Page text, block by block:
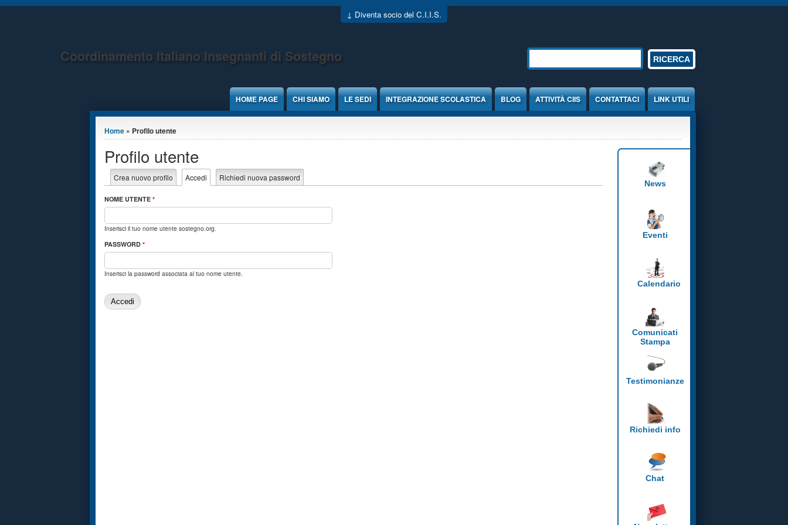
Jump to Content
↓ Diventa socio del C.I.I.S.
Coordinamento Italiano Insegnanti di Sostegno Form di ricerca
HOME PAGE CHI SIAMO LE SEDI INTEGRAZIONE SCOLASTICA BLOG ATTIVITÀ CIIS CONTATTACI LINK UTILI
Tu sei qui
Home » Profilo utente
Profilo utente
Schede primarie
Crea nuovo profilo Accedi (scheda attiva)
Richiedi nuova password
NOME UTENTE *
Inserisci il tuo nome utente sostegno.org.
PASSWORD *
Inserisci la password associata al tuo nome utente.
News
Eventi
Calendario
Comunicati
Stampa
Testimonianze
Richiedi info
Chat